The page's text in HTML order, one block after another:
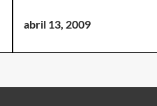
abril 13, 2009